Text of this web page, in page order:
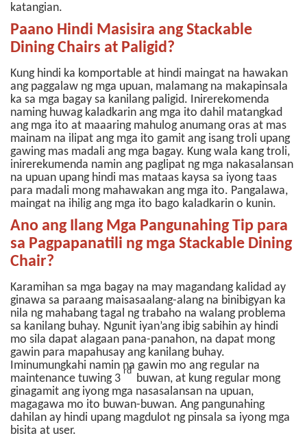
katangian.
Paano Hindi Masisira ang Stackable
Dining Chairs at Paligid?
Kung hindi ka komportable at hindi maingat na hawakan
ang paggalaw ng mga upuan, malamang na makapinsala
ka sa mga bagay sa kanilang paligid. Inirerekomenda
naming huwag kaladkarin ang mga ito dahil matangkad
ang mga ito at maaaring mahulog anumang oras at mas
mainam na ilipat ang mga ito gamit ang isang troli upang
gawing mas madali ang mga bagay. Kung wala kang troli,
inirerekumenda namin ang paglipat ng mga nakasalansan
na upuan upang hindi mas mataas kaysa sa iyong taas
para madali mong mahawakan ang mga ito. Pangalawa,
maingat na ihilig ang mga ito bago kaladkarin o kunin.
Ano ang Ilang Mga Pangunahing Tip para
sa Pagpapanatili ng mga Stackable Dining
Chair?
Karamihan sa mga bagay na may magandang kalidad ay
ginawa sa paraang maisasaalang-alang na binibigyan ka
nila ng mahabang tagal ng trabaho na walang problema
sa kanilang buhay. Ngunit iyan’ang ibig sabihin ay hindi
mo sila dapat alagaan pana-panahon, na dapat mong
gawin para mapahusay ang kanilang buhay.
Iminumungkahi namin na gawin mo ang regular na
maintenance tuwing 3
rd
buwan, at kung regular mong
ginagamit ang iyong mga nasasalansan na upuan,
magagawa mo ito buwan-buwan. Ang pangunahing
dahilan ay hindi upang magdulot ng pinsala sa iyong mga
bisita at user.